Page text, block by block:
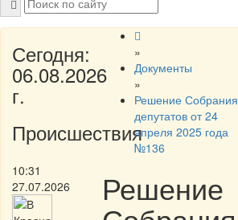
Сегодня:
06.08.2026
г.
Происшествия
10:31
27.07.2026
»
Документы
»
Решение Собрания
депутатов от 24
апреля 2025 года
№136
Решение